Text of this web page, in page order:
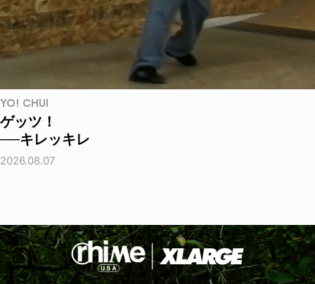
YO! CHUI
ゲッツ！
──キレッキレ
2026.08.07